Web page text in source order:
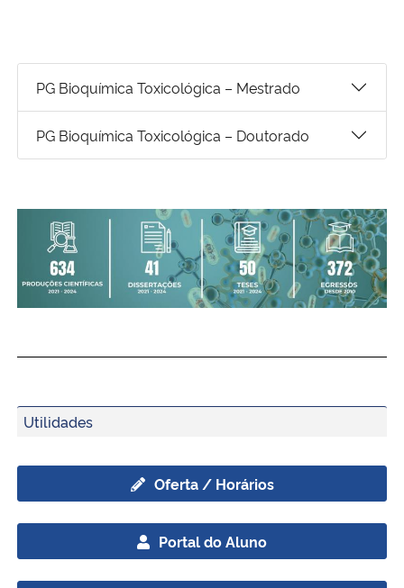
PG Bioquímica Toxicológica – Mestrado
PG Bioquímica Toxicológica – Doutorado
Utilidades
Oferta / Horários
Portal do Aluno